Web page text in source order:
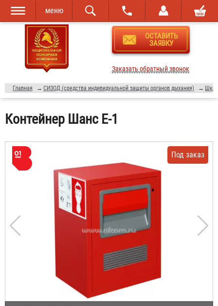
Перейти к
основному
содержанию
Skip to
navigation
меню
ОСТАВИТЬ
ЗАЯВКУ
Заказать обратный звонок
Главная → СИЗОД (средства индивидуальной защиты органов дыхания) →
Контейнер Шанс Е-1
Под заказ